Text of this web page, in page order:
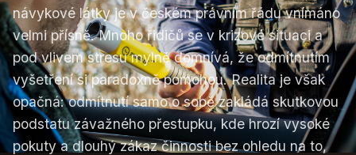
návykové látky je v českém právním řádu vnímáno
velmi přísně. Mnoho řidičů se v krizové situaci a
pod vlivem stresu mylně domnívá, že odmítnutím
vyšetření si paradoxně pomohou. Realita je však
opačná: odmítnutí samo o sobě zakládá skutkovou
podstatu závažného přestupku, kde hrozí vysoké
pokuty a dlouhý zákaz činnosti bez ohledu na to,